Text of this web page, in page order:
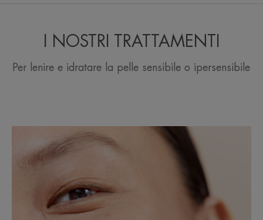
I NOSTRI TRATTAMENTI
Per lenire e idratare la pelle sensibile o ipersensibile